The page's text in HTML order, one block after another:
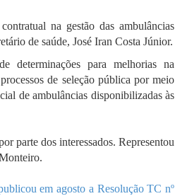
na gestão das ambulâncias
de saúde, José Iran Costa Júnior.
para melhorias na
de seleção pública por meio
de ambulâncias disponibilizadas às
parte dos interessados. Representou
em agosto a Resolução TC nº